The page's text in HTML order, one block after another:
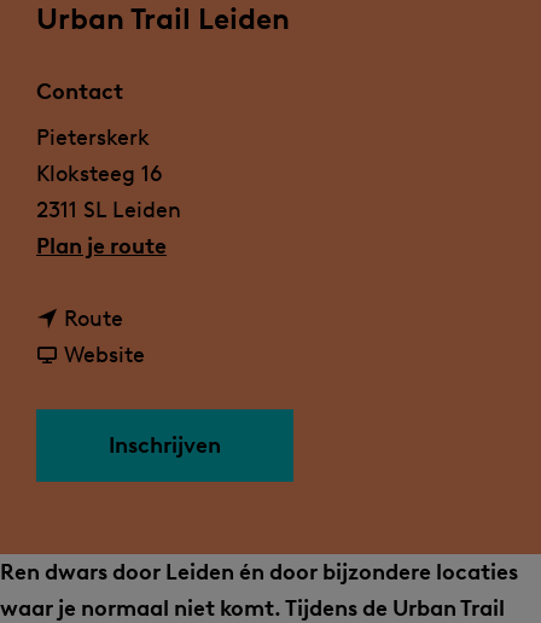
Urban Trail Leiden
Contact
Pieterskerk
Kloksteeg 16
2311 SL Leiden
Plan je route
b
T
r
Route
a
a
n
Website
a
n
Inschrijven
Ren dwars door Leiden én door bijzondere locaties
waar je normaal niet komt. Tijdens de Urban Trail